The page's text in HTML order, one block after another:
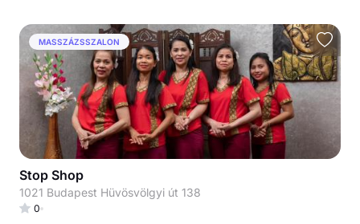
MASSZÁZSSZALON
Stop Shop
1021 Budapest Hüvösvölgyi út 138
0